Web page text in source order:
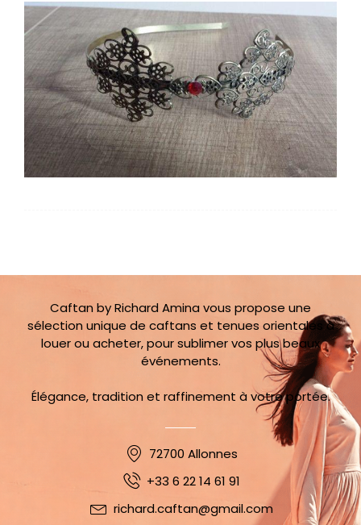
Caftan by Richard Amina vous propose une
sélection unique de caftans et tenues orientales à
louer ou acheter, pour sublimer vos plus beaux
événements.
Élégance, tradition et raffinement à votre portée.
72700 Allonnes
+33 6 22 14 61 91
richard.caftan@gmail.com